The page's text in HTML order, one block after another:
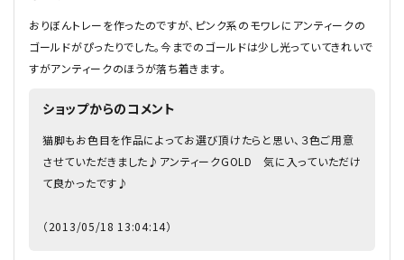
おりぼんトレーを作ったのですが、ピンク系のモワレにアンティークの
ゴールドがぴったりでした。今までのゴールドは少し光っていてきれいで
すがアンティークのほうが落ち着きます。
ショップからのコメント
猫脚もお色目を作品によってお選び頂けたらと思い、３色ご用意
させていただきました♪アンティークGOLD 気に入っていただけ
て良かったです♪
（2013/05/18 13:04:14）